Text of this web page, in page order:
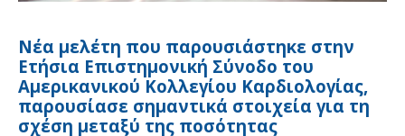
Νέα μελέτη που παρουσιάστηκε στην
Ετήσια Επιστημονική Σύνοδο του
Αμερικανικού Κολλεγίου Καρδιολογίας,
παρουσίασε σημαντικά στοιχεία για τη
σχέση μεταξύ της ποσότητας